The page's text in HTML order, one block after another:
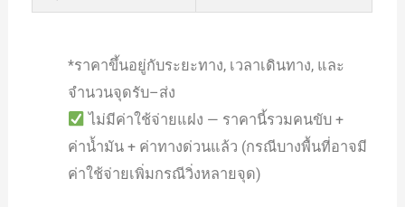
*ราคาขึ้นอยู่กับระยะทาง, เวลาเดินทาง, และ
จำนวนจุดรับ–ส่ง
ไม่มีค่าใช้จ่ายแฝง — ราคานี้รวมคนขับ +
ค่าน้ำมัน + ค่าทางด่วนแล้ว (กรณีบางพื้นที่อาจมี
ค่าใช้จ่ายเพิ่มกรณีวิ่งหลายจุด)